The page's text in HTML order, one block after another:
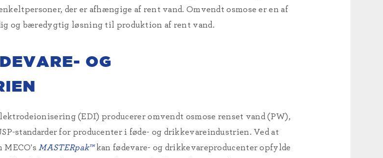
der er afhængige af rent vand. Omvendt osmose er en af
og bæredygtig løsning til produktion af rent vand.
OG
(EDI) producerer omvendt osmose renset vand (PW),
standarder for producenter i føde- og drikkevareindustrien. Ved at
MECO's MASTERpak™kan fødevare- og drikkevareproducenter opfylde